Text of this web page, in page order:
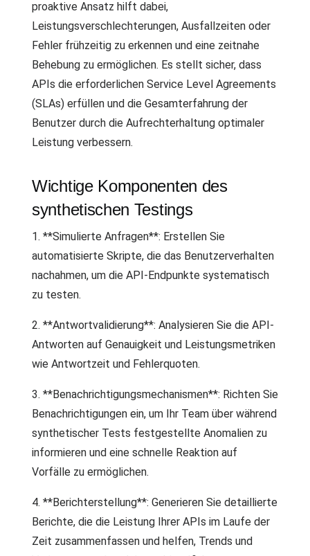
proaktive Ansatz hilft dabei,
Leistungsverschlechterungen, Ausfallzeiten oder
Fehler frühzeitig zu erkennen und eine zeitnahe
Behebung zu ermöglichen. Es stellt sicher, dass
APIs die erforderlichen Service Level Agreements
(SLAs) erfüllen und die Gesamterfahrung der
Benutzer durch die Aufrechterhaltung optimaler
Leistung verbessern.
Wichtige Komponenten des
synthetischen Testings
1. **Simulierte Anfragen**: Erstellen Sie
automatisierte Skripte, die das Benutzerverhalten
nachahmen, um die API-Endpunkte systematisch
zu testen.
2. **Antwortvalidierung**: Analysieren Sie die API-
Antworten auf Genauigkeit und Leistungsmetriken
wie Antwortzeit und Fehlerquoten.
3. **Benachrichtigungsmechanismen**: Richten Sie
Benachrichtigungen ein, um Ihr Team über während
synthetischer Tests festgestellte Anomalien zu
informieren und eine schnelle Reaktion auf
Vorfälle zu ermöglichen.
4. **Berichterstellung**: Generieren Sie detaillierte
Berichte, die die Leistung Ihrer APIs im Laufe der
Zeit zusammenfassen und helfen, Trends und